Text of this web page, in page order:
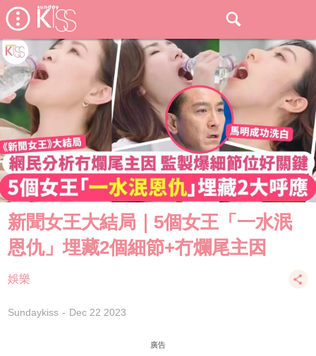
新聞女王大結局｜5個女王「一水泯
恩仇」埋藏2個細節+冇爛尾主因
娛樂
Sundaykiss Dec 22 2023
廣告